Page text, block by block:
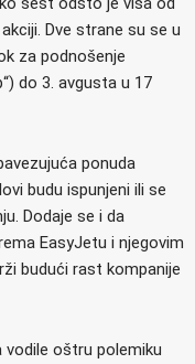
Dve strane su se u
za podnošenje
do 3. avgusta u 17
ponuda
budu ispunjeni ili se
Dodaje se i da
EasyJetu i njegovim
budući rast kompanije
oštru polemiku